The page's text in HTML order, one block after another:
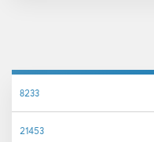
8233
21453